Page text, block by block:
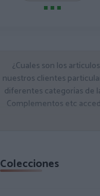
¿Cuales son los
nuestros clientes
diferentes categorías de
Complementos etc
Colecciones